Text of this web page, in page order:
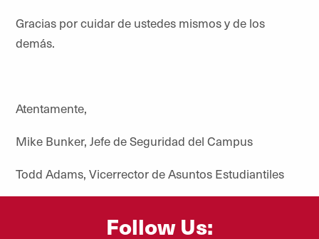
Gracias por cuidar de ustedes mismos y de los
demás.
Atentamente,
Mike Bunker, Jefe de Seguridad del Campus
Todd Adams, Vicerrector de Asuntos Estudiantiles
Follow Us: